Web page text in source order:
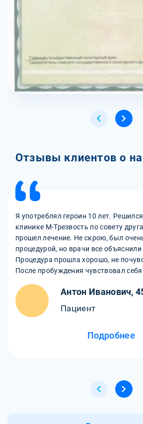
Отзывы клиентов о
Я употреблял героин 10 лет.
клинике М-Трезвость по совету
прошел лечение. Не скрою, был
процедурой, но врачи все
Процедура прошла хорошо, не
После пробуждения чувствовал
реабилитации, чувствую себя лучше,
наркотику. Спасибо клинике М-
жизнь!
Антон Иванович,
Пациент
Подробнее